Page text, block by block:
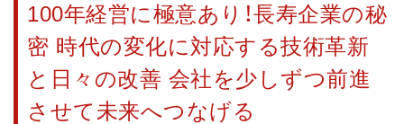
100年経営に極意あり！長寿企業の秘
密 時代の変化に対応する技術革新
と日々の改善 会社を少しずつ前進
させて未来へつなげる